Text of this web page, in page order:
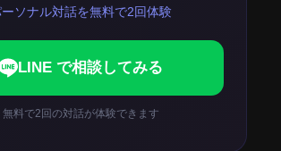
ソナル対話を無料で2回体験
LINE で相談してみる
無料で2回の対話が体験できます